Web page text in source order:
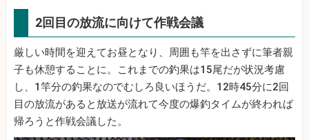
2回目の放流に向けて作戦会議
厳しい時間を迎えてお昼となり、周囲も竿を出さずに筆者親
子も休憩することに。これまでの釣果は15尾だが状況考慮
し、1竿分の釣果なのでむしろ良いほうだ。12時45分に2回
目の放流があると放送が流れて今度の爆釣タイムが終われば
帰ろうと作戦会議した。